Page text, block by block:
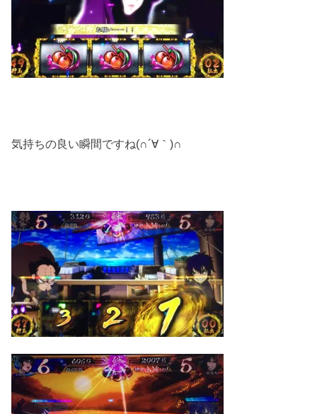
気持ちの良い瞬間ですね(∩´∀｀)∩